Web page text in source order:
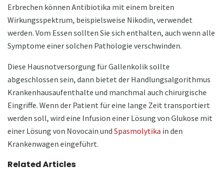
Erbrechen können Antibiotika mit einem breiten
Wirkungsspektrum, beispielsweise Nikodin, verwendet
werden. Vom Essen sollten Sie sich enthalten, auch wenn alle
Symptome einer solchen Pathologie verschwinden.
Diese Hausnotversorgung für Gallenkolik sollte
abgeschlossen sein, dann bietet der Handlungsalgorithmus
Krankenhausaufenthalte und manchmal auch chirurgische
Eingriffe. Wenn der Patient für eine lange Zeit transportiert
werden soll, wird eine Infusion einer Lösung von Glukose mit
einer Lösung von Novocain und Spasmolytika in den
Krankenwagen eingeführt.
Related Articles